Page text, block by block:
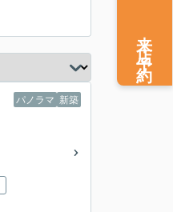
パノラマ 新築
来店予約